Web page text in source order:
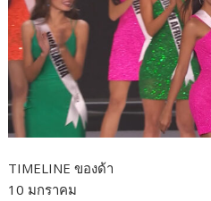
TIMELINE ของด้า
10 มกราคม